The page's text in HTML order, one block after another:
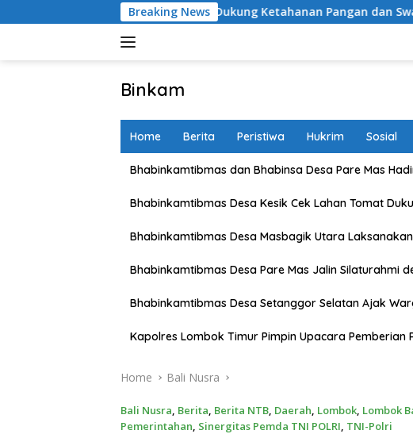
to
Breaking News
Petani, Dukung Ketahanan Pangan dan Swasembada Pangan
Binkam
Home Berita Peristiwa Hukrim Sosial
Bhabinkamtibmas dan Bhabinsa Desa Pare Mas
Bhabinkamtibmas Desa Kesik Cek Lahan Tomat
Bhabinkamtibmas Desa Masbagik Utara
Bhabinkamtibmas Desa Pare Mas Jalin Silaturahmi
Bhabinkamtibmas Desa Setanggor Selatan Ajak
Kapolres Lombok Timur Pimpin Upacara Pemberian
Home Bali Nusra
Bali Nusra, Berita, Berita NTB, Daerah, Lombok, Lombok
Pemerintahan, Sinergitas Pemda TNI POLRI, TNI-Polri